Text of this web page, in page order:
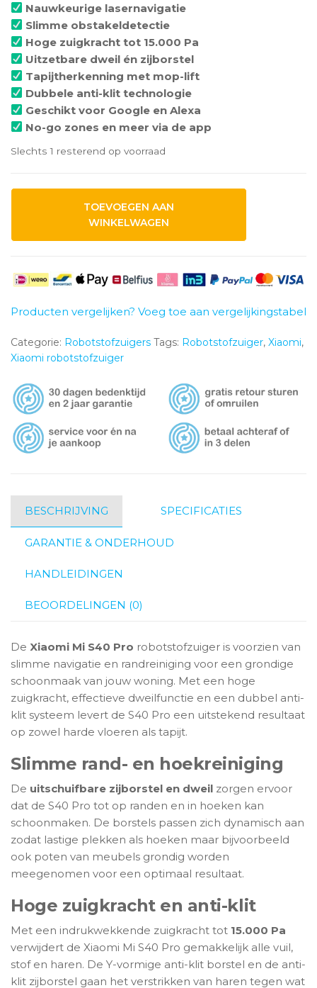
Nauwkeurige lasernavigatie
Slimme obstakeldetectie
Hoge zuigkracht tot 15.000 Pa
Uitzetbare dweil én zijborstel
Tapijtherkenning met mop-lift
Dubbele anti-klit technologie
Geschikt voor Google en Alexa
No-go zones en meer via de app
Slechts 1 resterend op voorraad
Xiaomi
aantal
TOEVOEGEN AAN
WINKELWAGEN
Producten vergelijken? Voeg toe aan vergelijkingstabel
Categorie: Robotstofzuigers Tags: Robotstofzuiger, Xiaomi,
Xiaomi robotstofzuiger
BESCHRIJVING SPECIFICATIES
GARANTIE & ONDERHOUD
HANDLEIDINGEN
BEOORDELINGEN (0)
De Xiaomi Mi S40 Pro robotstofzuiger is voorzien van
slimme navigatie en randreiniging voor een grondige
schoonmaak van jouw woning. Met een hoge
zuigkracht, effectieve dweilfunctie en een dubbel anti-
klit systeem levert de S40 Pro een uitstekend resultaat
op zowel harde vloeren als tapijt.
Slimme rand- en hoekreiniging
De uitschuifbare zijborstel en dweil zorgen ervoor
dat de S40 Pro tot op randen en in hoeken kan
schoonmaken. De borstels passen zich dynamisch aan
zodat lastige plekken als hoeken maar bijvoorbeeld
ook poten van meubels grondig worden
meegenomen voor een optimaal resultaat.
Hoge zuigkracht en anti-klit
Met een indrukwekkende zuigkracht tot 15.000 Pa
verwijdert de Xiaomi Mi S40 Pro gemakkelijk alle vuil,
stof en haren. De Y-vormige anti-klit borstel en de anti-
klit zijborstel gaan het verstrikken van haren tegen wat